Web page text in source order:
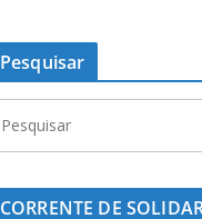
Pesquisar
CORRENTE DE